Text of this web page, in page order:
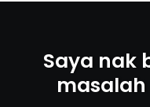
Saya nak